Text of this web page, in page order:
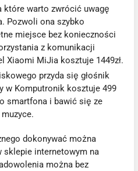
które warto zwrócić uwagę
Pozwoli ona szybko
miejsce bez konieczności
z komunikacji
Xiaomi MiJia kosztuje 1449zł.
przyda się głośnik
w Komputronik kosztuje 499
smartfona i bawić się ze
dokonywać można
sklepie internetowym na
można bez